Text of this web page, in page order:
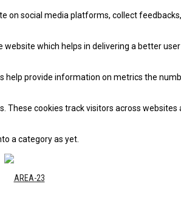
on social media platforms, collect
which helps in delivering a better
provide information on metrics the
cookies track visitors across
a category as yet.